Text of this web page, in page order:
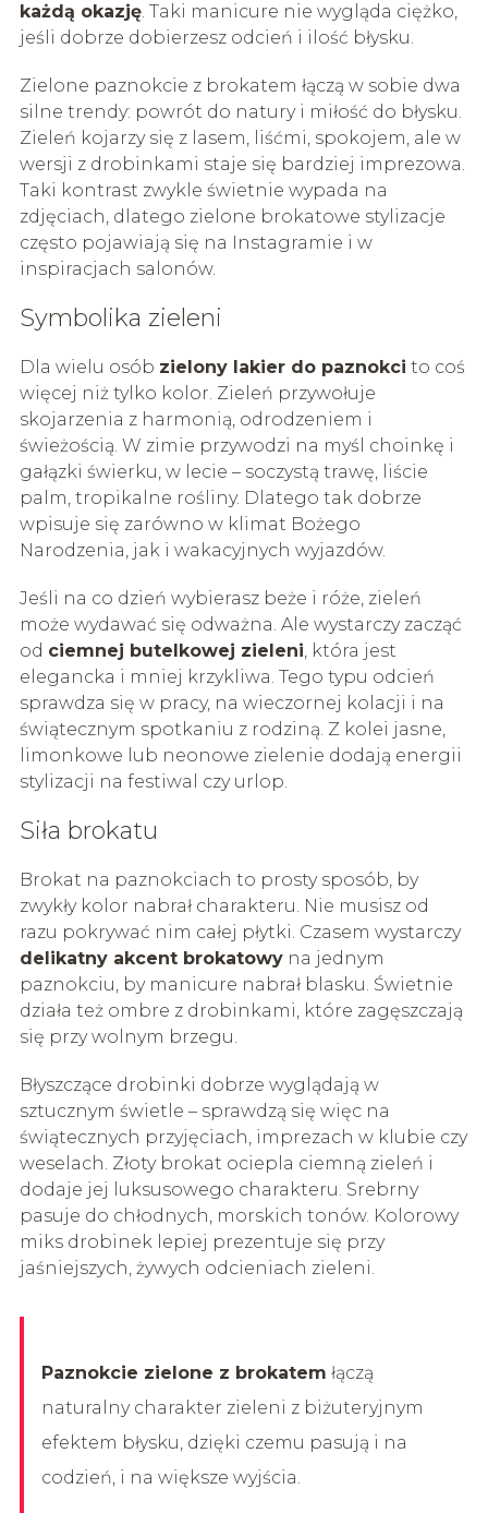
każdą okazję. Taki manicure nie wygląda ciężko,
jeśli dobrze dobierzesz odcień i ilość błysku.
Zielone paznokcie z brokatem łączą w sobie dwa
silne trendy: powrót do natury i miłość do błysku.
Zieleń kojarzy się z lasem, liśćmi, spokojem, ale w
wersji z drobinkami staje się bardziej imprezowa.
Taki kontrast zwykle świetnie wypada na
zdjęciach, dlatego zielone brokatowe stylizacje
często pojawiają się na Instagramie i w
inspiracjach salonów.
Symbolika zieleni
Dla wielu osób zielony lakier do paznokci to coś
więcej niż tylko kolor. Zieleń przywołuje
skojarzenia z harmonią, odrodzeniem i
świeżością. W zimie przywodzi na myśl choinkę i
gałązki świerku, w lecie – soczystą trawę, liście
palm, tropikalne rośliny. Dlatego tak dobrze
wpisuje się zarówno w klimat Bożego
Narodzenia, jak i wakacyjnych wyjazdów.
Jeśli na co dzień wybierasz beże i róże, zieleń
może wydawać się odważna. Ale wystarczy zacząć
od ciemnej butelkowej zieleni, która jest
elegancka i mniej krzykliwa. Tego typu odcień
sprawdza się w pracy, na wieczornej kolacji i na
świątecznym spotkaniu z rodziną. Z kolei jasne,
limonkowe lub neonowe zielenie dodają energii
stylizacji na festiwal czy urlop.
Siła brokatu
Brokat na paznokciach to prosty sposób, by
zwykły kolor nabrał charakteru. Nie musisz od
razu pokrywać nim całej płytki. Czasem wystarczy
delikatny akcent brokatowyna jednym
paznokciu, by manicure nabrał blasku. Świetnie
działa też ombre z drobinkami, które zagęszczają
się przy wolnym brzegu.
Błyszczące drobinki dobrze wyglądają w
sztucznym świetle – sprawdzą się więc na
świątecznych przyjęciach, imprezach w klubie czy
weselach. Złoty brokat ociepla ciemną zieleń i
dodaje jej luksusowego charakteru. Srebrny
pasuje do chłodnych, morskich tonów. Kolorowy
miks drobinek lepiej prezentuje się przy
jaśniejszych, żywych odcieniach zieleni.
Paznokcie zielone z brokatem łączą
naturalny charakter zieleni z biżuteryjnym
efektem błysku, dzięki czemu pasują i na
codzień, i na większe wyjścia.